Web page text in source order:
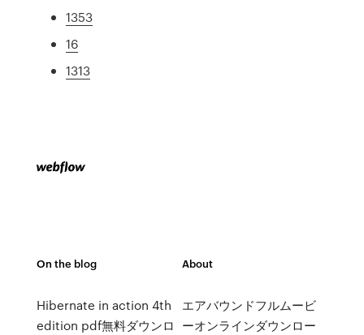
1353
16
1313
On the blog
Hibernate in action 4th
edition pdf無料ダウンロ
About
エアバウンドフルムービ
ーオンラインダウンロー